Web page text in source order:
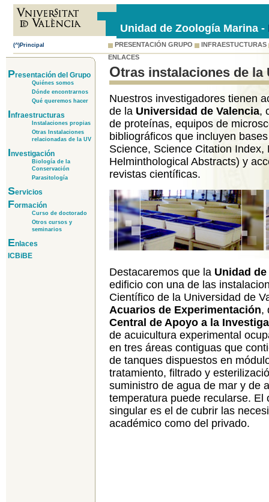
Unidad de Zoología Marina -
(^)Principal PRESENTACIÓN GRUPO
INFRAESTUCTURAS
ENLACES
Presentación del Grupo
Quiénes somos
Dónde encontrarnos
Qué queremos hacer
Infraestructuras
Instalaciones propias
Otras Instalaciones
relacionadas de la UV
Investigación
Biología de la
Conservación
Parasitología
Servicios
Formación
Curso de doctorado
Otros cursos y
seminarios
Enlaces
ICBiBE
Otras instalaciones de
Nuestros investigadores tienen
de la Universidad de Valencia,
de proteínas, equipos de
bibliográficos que incluyen
Science, Science Citation
Helminthological Abstracts) y
revistas científicas.
Destacaremos que la Unidad
edificio con una de las
Científico de la Universidad de
Acuarios de Experimentación,
Central de Apoyo a la
de acuicultura experimental
en tres áreas contiguas que
de tanques dispuestos en
tratamiento, filtrado y
suministro de agua de mar y de
temperatura puede recularse. El
singular es el de cubrir las
académico como del privado.